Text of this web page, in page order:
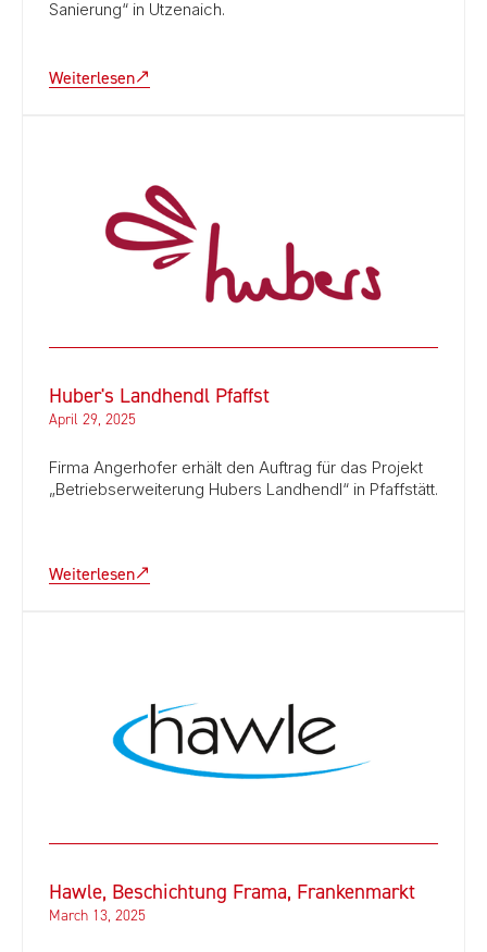
Sanierung“ in Utzenaich.
Weiterlesen
Huber's Landhendl Pfaffst
April 29, 2025
Firma Angerhofer erhält den Auftrag für das Projekt
„Betriebserweiterung Hubers Landhendl“ in Pfaffstätt.
Weiterlesen
Hawle, Beschichtung Frama, Frankenmarkt
March 13, 2025